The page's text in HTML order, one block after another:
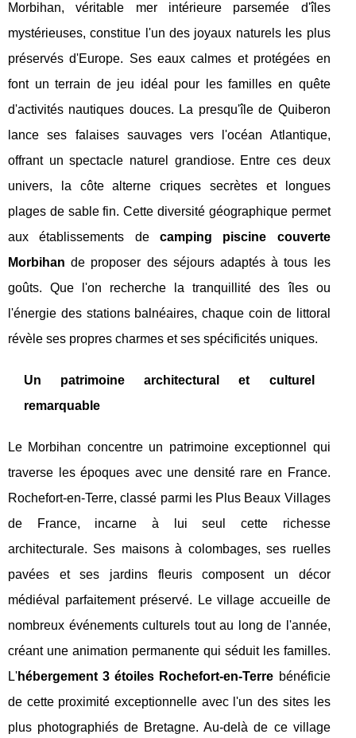
Morbihan, véritable mer intérieure parsemée d'îles
mystérieuses, constitue l'un des joyaux naturels les plus
préservés d'Europe. Ses eaux calmes et protégées en
font un terrain de jeu idéal pour les familles en quête
d'activités nautiques douces. La presqu'île de Quiberon
lance ses falaises sauvages vers l'océan Atlantique,
offrant un spectacle naturel grandiose. Entre ces deux
univers, la côte alterne criques secrètes et longues
plages de sable fin. Cette diversité géographique permet
aux établissements de camping piscine couverte
Morbihan de proposer des séjours adaptés à tous les
goûts. Que l'on recherche la tranquillité des îles ou
l'énergie des stations balnéaires, chaque coin de littoral
révèle ses propres charmes et ses spécificités uniques.
Un patrimoine architectural et culturel
remarquable
Le Morbihan concentre un patrimoine exceptionnel qui
traverse les époques avec une densité rare en France.
Rochefort-en-Terre, classé parmi les Plus Beaux Villages
de France, incarne à lui seul cette richesse
architecturale. Ses maisons à colombages, ses ruelles
pavées et ses jardins fleuris composent un décor
médiéval parfaitement préservé. Le village accueille de
nombreux événements culturels tout au long de l'année,
créant une animation permanente qui séduit les familles.
L'hébergement 3 étoiles Rochefort-en-Terre bénéficie
de cette proximité exceptionnelle avec l'un des sites les
plus photographiés de Bretagne. Au-delà de ce village